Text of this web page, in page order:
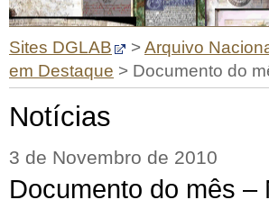
Sites DGLAB >Arquivo
em Destaque > Documento do
Notícias
3 de Novembro de 2010
Documento do mês –